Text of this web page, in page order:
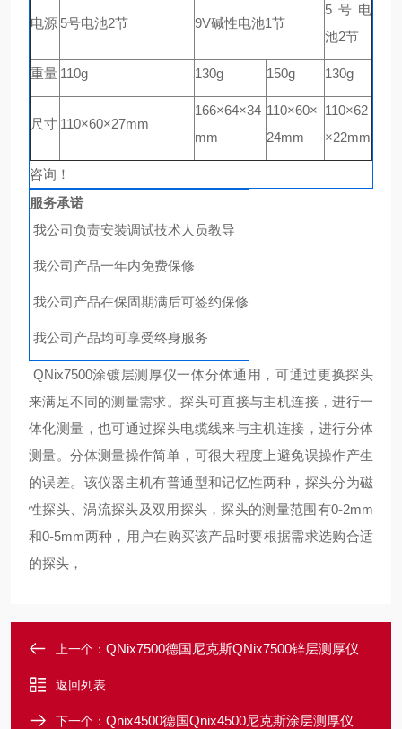
电源 5号电池2节 9V碱性电池1节
5号电
池2节
重量 110g 130g 150g 130g
尺寸 110×60×27mm
166×64×34
mm
110×60×
24mm
110×62
×22mm
咨询！
服务承诺
我公司负责安装调试技术人员教导
我公司产品一年内免费保修
我公司产品在保固期满后可签约保修
我公司产品均可享受终身服务
QNix7500涂镀层测厚仪一体分体通用，可通过更换探头
来满足不同的测量需求。探头可直接与主机连接，进行一
体化测量，也可通过探头电缆线来与主机连接，进行分体
测量。分体测量操作简单，可很大程度上避免误操作产生
的误差。该仪器主机有普通型和记忆性两种，探头分为磁
性探头、涡流探头及双用探头，探头的测量范围有0-2mm
和0-5mm两种，用户在购买该产品时要根据需求选购合适
的探头，
上一个： QNix7500德国尼克斯QNix7500锌层测厚仪 技术资料
返回列表
下一个： Qnix4500德国Qnix4500尼克斯涂层测厚仪 产品详情